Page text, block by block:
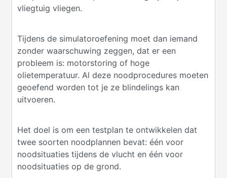
vliegtuig vliegen.
Tijdens de simulatoroefening moet dan iemand
zonder waarschuwing zeggen, dat er een
probleem is: motorstoring of hoge
olietemperatuur. Al deze noodprocedures moeten
geoefend worden tot je ze blindelings kan
uitvoeren.
Het doel is om een testplan te ontwikkelen dat
twee soorten noodplannen bevat: één voor
noodsituaties tijdens de vlucht en één voor
noodsituaties op de grond.